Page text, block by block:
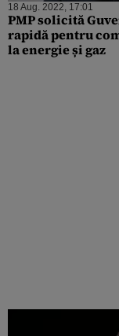
18 Aug. 2022, 17:01
PMP solicită
rapidă pentru
la energie și gaz